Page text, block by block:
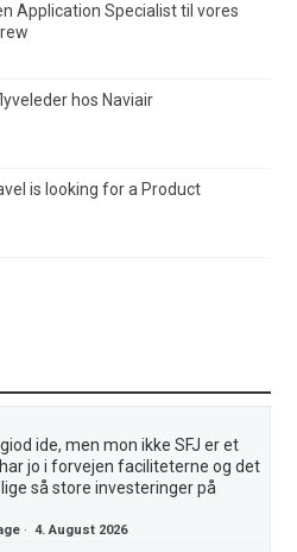
Application Specialist til vores
hos Naviair
is looking for a Product
ide, men mon ikke SFJ er et
har jo i forvejen faciliteterne og det
så store investeringer på
·4. August 2026